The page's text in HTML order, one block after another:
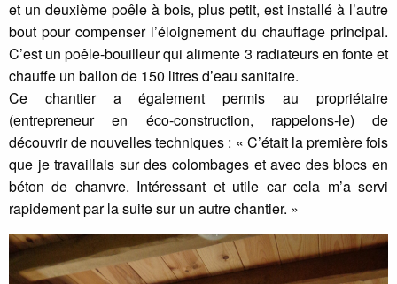
et un deuxième poêle à bois, plus petit, est installé à l’autre
bout pour compenser l’éloignement du chauffage principal.
C’est un poêle-bouilleur qui alimente 3 radiateurs en fonte et
chauffe un ballon de 150 litres d’eau sanitaire.
Ce chantier a également permis au propriétaire
(entrepreneur en éco-construction, rappelons-le) de
découvrir de nouvelles techniques : « C’était la première fois
que je travaillais sur des colombages et avec des blocs en
béton de chanvre. Intéressant et utile car cela m’a servi
rapidement par la suite sur un autre chantier. »